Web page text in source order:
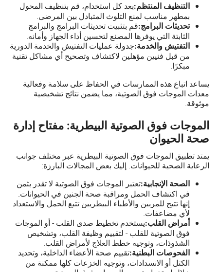
التنظيف المنتظم:بعد كل استخدام، قم بتنظيف المحول
بمطهر مناسب لمنع التلوث المتبادل بين المرضى.
تحديثات البرامج:قم بتثبيت تحديثات البرامج والبرامج
الثابتة التي يوفرها المصنع لتحسين أداء الجهاز وأمانه.
التفتيش والخدمة:جدولة عمليات التفتيش والخدمة الدورية
من قبل فنيين مؤهلين لاكتشاف وتصحيح أي مشاكل تقنية
مبكرًا.
يساعد اتباع هذه الممارسات في الحفاظ على سلامة وفعالية
معدات الموجات فوق الصوتية، مما يضمن نتائج تشخيصية
موثوقة.
الموجات فوق الصوتية البيطرية: مفتاح إدارة
صحة الحيوان
يمتد تطبيق الموجات فوق الصوتية البيطرية عبر مختلف جوانب
الرعاية الصحية للحيوانات. إليك بعض المجالات البارزة:
الصحة الإنجابية:تعتبر الموجات فوق الصوتية لا تقدر بثمن
في اكتشاف الحمل ومراقبة صحة الجنين في الحيوانات.
إنها تتيح للمربين والأطباء البيطريين تتبع الحمل والاستعداد
لأي مضاعفات.
أمراض القلب:يستخدم تخطيط صدى القلب - أو الموجات
فوق الصوتية للقلب - لتقييم وظيفة القلب، وتشخيص
الشذوذات، وتوجيه خطط العلاج لأمراض القلب.
الفحوصات البطنية:تقييم صحة الأعضاء الداخلية، وتحديد
الكتل أو الانسدادات، وتوجيه الخزعات كلها ممكنة من